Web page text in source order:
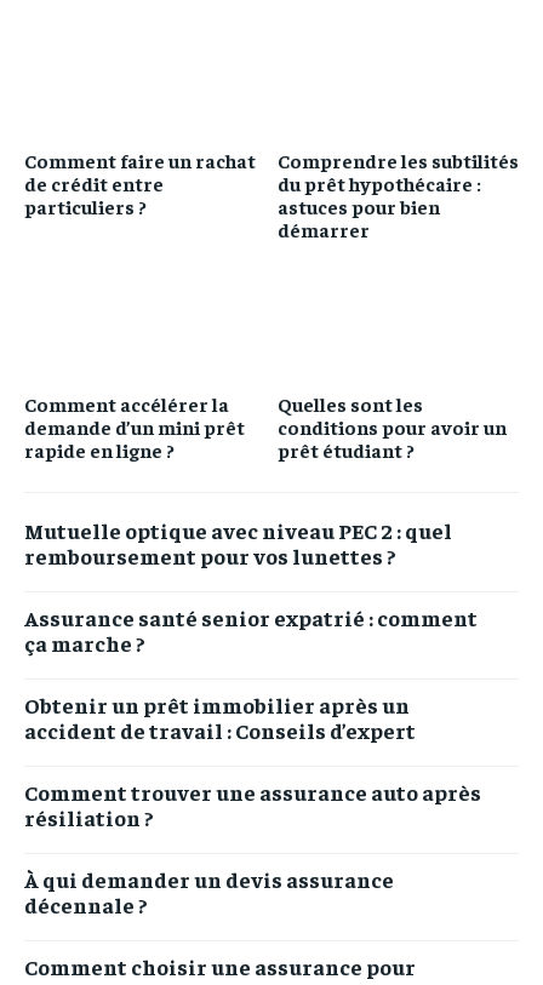
Comment faire un rachat
de crédit entre
particuliers ?
Comprendre les subtilités
du prêt hypothécaire :
astuces pour bien
démarrer
Comment accélérer la
demande d’un mini prêt
rapide en ligne ?
Quelles sont les
conditions pour avoir un
prêt étudiant ?
Mutuelle optique avec niveau PEC 2 : quel
remboursement pour vos lunettes ?
Assurance santé senior expatrié : comment
ça marche ?
Obtenir un prêt immobilier après un
accident de travail : Conseils d’expert
Comment trouver une assurance auto après
résiliation ?
À qui demander un devis assurance
décennale ?
Comment choisir une assurance pour